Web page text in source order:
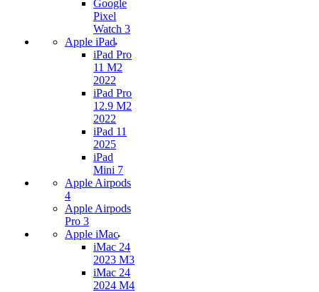
Google
Pixel
Watch 3
Apple iPad
iPad Pro
11 M2
2022
iPad Pro
12.9 M2
2022
iPad 11
2025
iPad
Mini 7
Apple Airpods
4
Apple Airpods
Pro 3
Apple iMac
iMac 24
2023 M3
iMac 24
2024 M4